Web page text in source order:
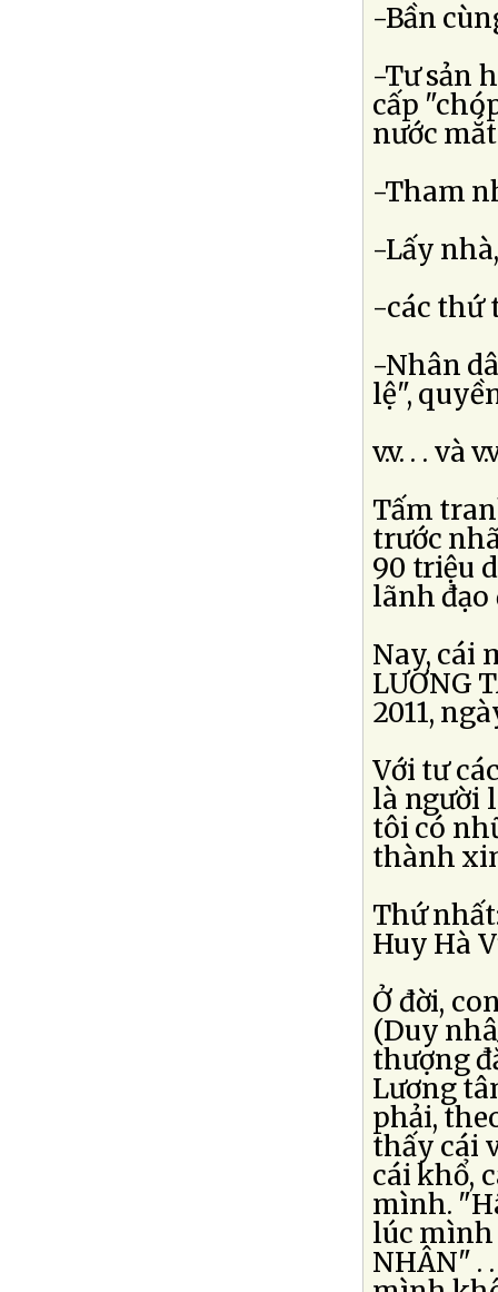
-Bần
-Tư sản
cấp
nước
-Tham
-Lấy
-các thứ
-Nhân
lệ",
v.v. . . và
Tấm
trước
90 triệu
lãnh đạo
Nay, cái
LƯƠNG
2011,
Với tư
là người
tôi có
thành
Thứ
Huy Hà
Ở đời,
(Duy
thượng
Lương
phải,
thấy cái
cái khổ,
mình.
lúc mình
NHÂN" .